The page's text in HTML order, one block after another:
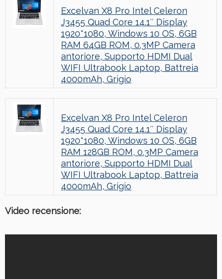
Excelvan X8 Pro Intel Celeron
J3455 Quad Core 14.1″ Display
1920*1080, Windows 10 OS, 6GB
RAM 64GB ROM, 0.3MP Camera
antoriore, Supporto HDMI Dual
WIFI Ultrabook Laptop, Battreia
4000mAh, Grigio
Excelvan X8 Pro Intel Celeron
J3455 Quad Core 14.1″ Display
1920*1080, Windows 10 OS, 6GB
RAM 128GB ROM, 0.3MP Camera
antoriore, Supporto HDMI Dual
WIFI Ultrabook Laptop, Battreia
4000mAh, Grigio
Video recensione: